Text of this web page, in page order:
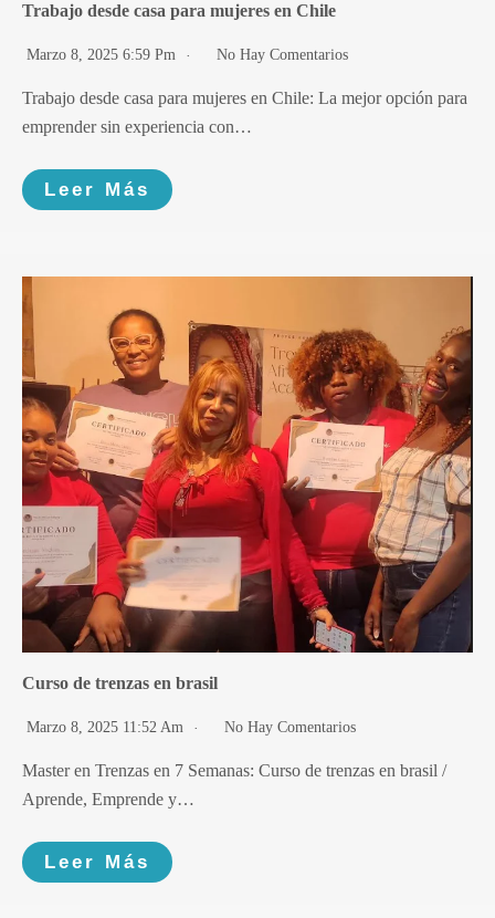
Trabajo desde casa para mujeres en Chile
Marzo 8, 2025 6:59 Pm No Hay Comentarios
Trabajo desde casa para mujeres en Chile: La mejor opción para
emprender sin experiencia con…
Leer Más
Curso de trenzas en brasil
Marzo 8, 2025 11:52 Am No Hay Comentarios
Master en Trenzas en 7 Semanas: Curso de trenzas en brasil /
Aprende, Emprende y…
Leer Más